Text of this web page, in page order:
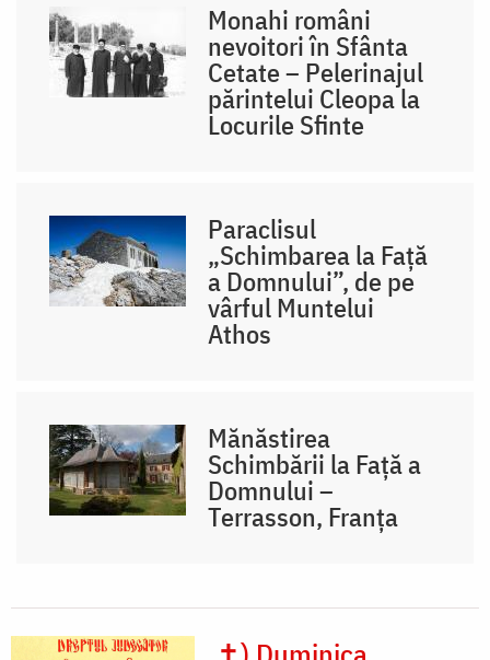
Monahi români
nevoitori în Sfânta
Cetate – Pelerinajul
părintelui Cleopa la
Locurile Sfinte
Paraclisul
„Schimbarea la Față
a Domnului”, de pe
vârful Muntelui
Athos
Mănăstirea
Schimbării la Față a
Domnului –
Terrasson, Franţa